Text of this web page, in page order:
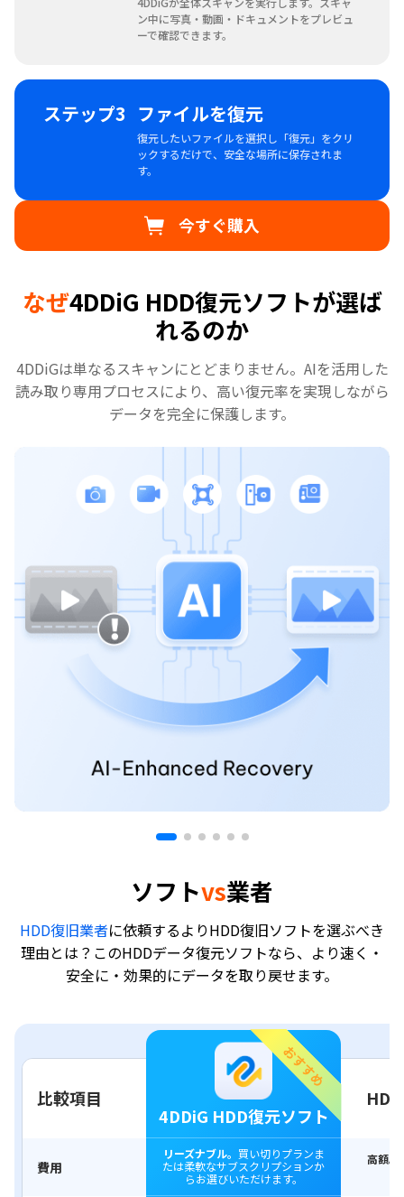
ン中に写真・動画・ドキュメントをプレビュ
ーで確認できます。
ステップ3 ファイルを復元
復元したいファイルを選択し「復元」をクリ
ックするだけで、安全な場所に保存されま
す。
今すぐ購入
なぜ4DDiG HDD復元ソフトが選ば
れるのか
4DDiGは単なるスキャンにとどまりません。AIを活用した
読み取り専用プロセスにより、高い復元率を実現しながら
データを完全に保護します。
ソフトvs業者
HDD復旧業者に依頼するよりHDD復旧ソフトを選ぶべき
理由とは？このHDDデータ復元ソフトなら、より速く・
安全に・効果的にデータを取り戻せます。
比較項目
費用 高額。
おすすめ
4DDiG HDD復元ソフト
リーズナブル。 買い切りプランま
たは柔軟なサブスクリプションか
らお選びいただけます。